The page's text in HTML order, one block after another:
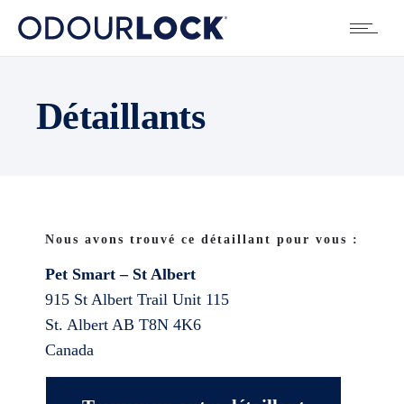
Détaillants
Nous avons trouvé ce détaillant pour vous :
Pet Smart – St Albert
915 St Albert Trail Unit 115
St. Albert AB T8N 4K6
Canada